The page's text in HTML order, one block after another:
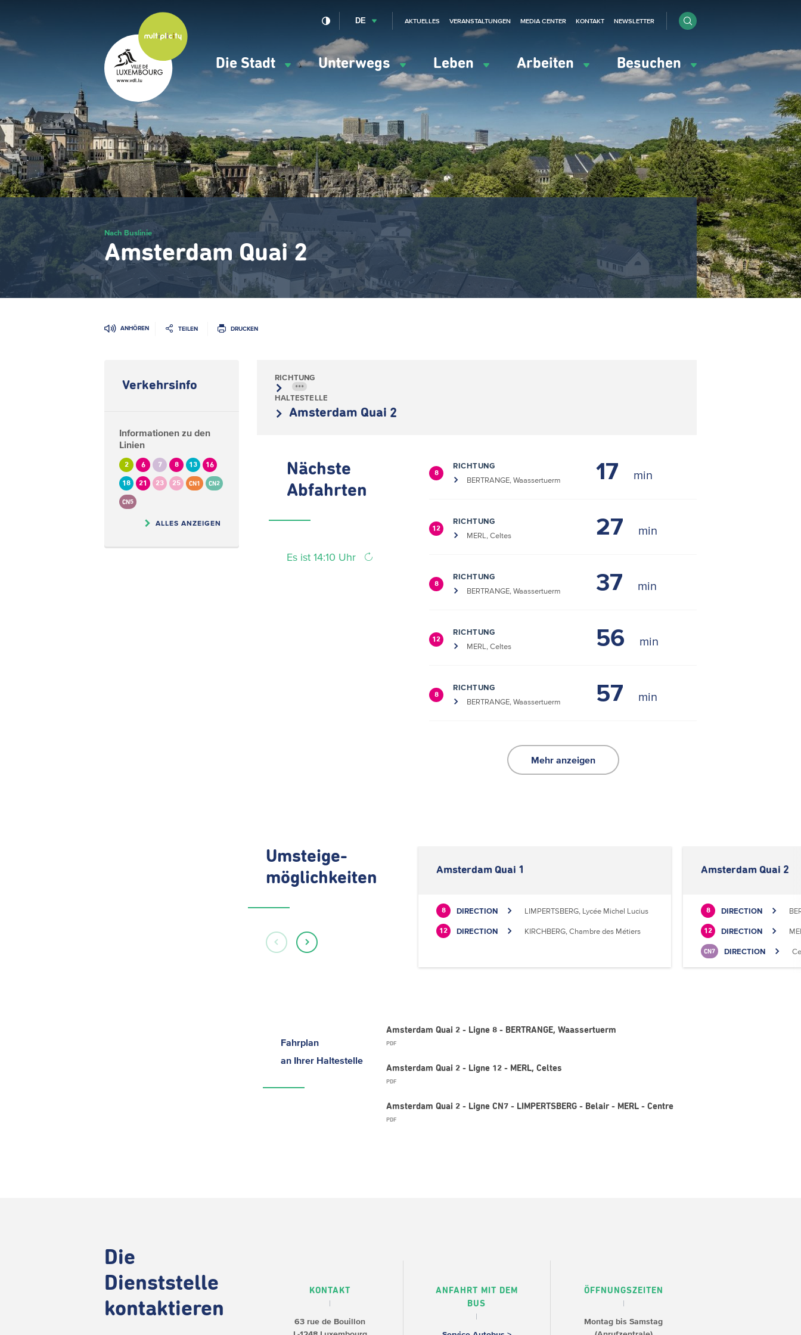
gehen
Navigation
principale
Die Stadt Unterwegs Leben Arbeiten Besuchen
DE AKTUELLES VERANSTALTUNGEN MEDIA CENTER KONTAKT NEWSLETTER
Nach Buslinie
Amsterdam Quai 2
ANHÖREN TEILEN DRUCKEN
Verkehrsinfo
Informationen zu den
Linien
2 6 7 8 13 16
18 21 23 25 CN1 CN2
CN5
ALLES ANZEIGEN
RICHTUNG
•••
HALTESTELLE
Amsterdam Quai 2
Nächste
Abfahrten
Es ist 14:10 Uhr
8
RICHTUNG
BERTRANGE, Waassertuerm
17
12
RICHTUNG
MERL, Celtes
27
8
RICHTUNG
BERTRANGE, Waassertuerm
37
12
RICHTUNG
MERL, Celtes
56
8
RICHTUNG
BERTRANGE, Waassertuerm
57
Mehr anzeigen
Umsteige-
möglichkeiten
Amsterdam Quai 1
8 DIRECTION LIMPERTSBERG, Lycée Michel Lucius
12 DIRECTION KIRCHBERG, Chambre des Métiers
Amsterdam Quai 2
8 DIRECTION
12 DIRECTION
CN7 DIRECTION
Fahrplan
an Ihrer Haltestelle
Amsterdam Quai 2 - Ligne 8 - BERTRANGE, Waassertuerm
PDF
Amsterdam Quai 2 - Ligne 12 - MERL, Celtes
PDF
Amsterdam Quai 2 - Ligne CN7 - LIMPERTSBERG - Belair - MERL - Centre
PDF
Die
Dienststelle
kontaktieren
KONTAKT
63 rue de Bouillon
ANFAHRT MIT DEM
BUS
ÖFFNUNGSZEITEN
Montag bis Samstag